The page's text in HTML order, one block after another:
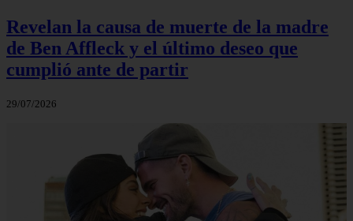
Revelan la causa de muerte de la madre
de Ben Affleck y el último deseo que
cumplió ante de partir
29/07/2026